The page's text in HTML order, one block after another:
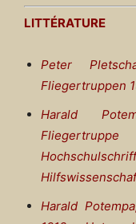
LITTÉRATURE
Peter
Fliegertruppen
Harald
Harald